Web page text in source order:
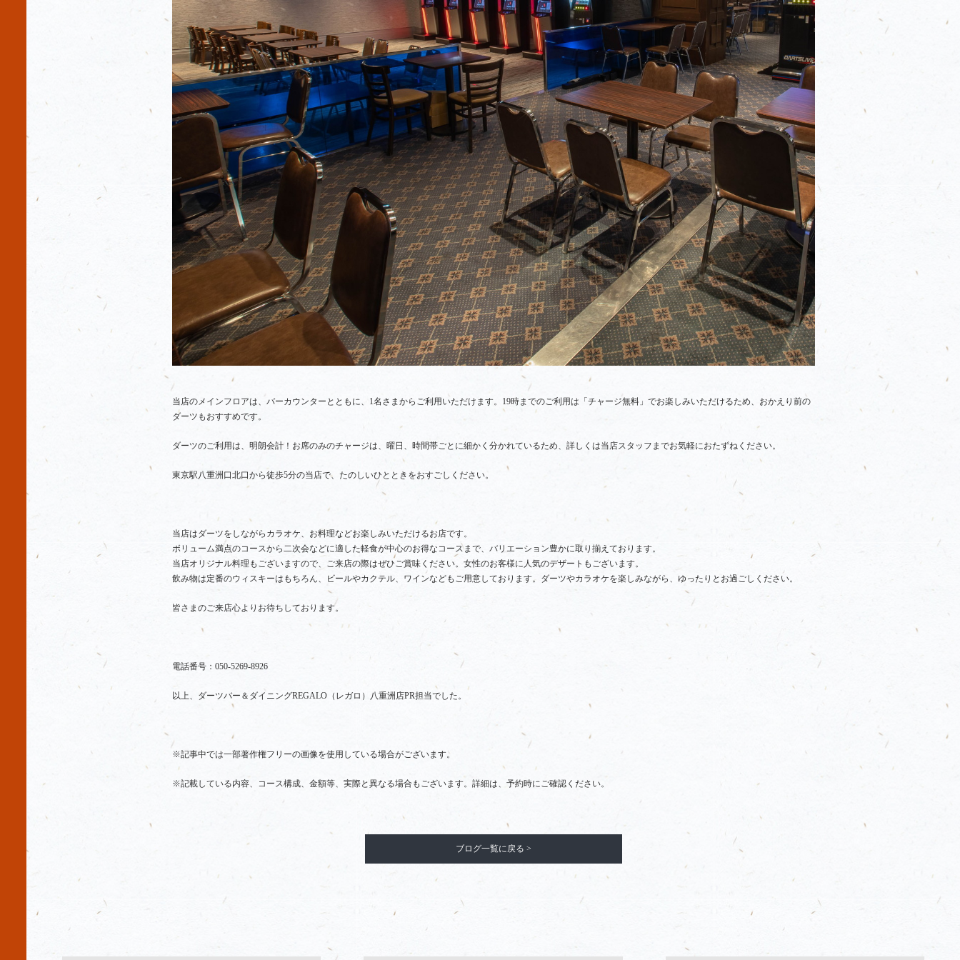
当店のメインフロアは、バーカウンターとともに、1名さまからご利用いただけます。19時までのご利用は「チャージ無料」でお楽しみいただけるため、おかえり前の
ダーツもおすすめです。
ダーツのご利用は、明朗会計！お席のみのチャージは、曜日、時間帯ごとに細かく分かれているため、詳しくは当店スタッフまでお気軽におたずねください。
東京駅八重洲口北口から徒歩5分の当店で、たのしいひとときをおすごしください。
当店はダーツをしながらカラオケ、お料理などお楽しみいただけるお店です。
ボリューム満点のコースから二次会などに適した軽食が中心のお得なコースまで、バリエーション豊かに取り揃えております。
当店オリジナル料理もございますので、ご来店の際はぜひご賞味ください。女性のお客様に人気のデザートもございます。
飲み物は定番のウィスキーはもちろん、ビールやカクテル、ワインなどもご用意しております。ダーツやカラオケを楽しみながら、ゆったりとお過ごしください。
皆さまのご来店心よりお待ちしております。
電話番号：050-5269-8926
以上、ダーツバー＆ダイニングREGALO（レガロ）八重洲店PR担当でした。
※記事中では一部著作権フリーの画像を使用している場合がございます。
※記載している内容、コース構成、金額等、実際と異なる場合もございます。詳細は、予約時にご確認ください。
ブログ一覧に戻る >